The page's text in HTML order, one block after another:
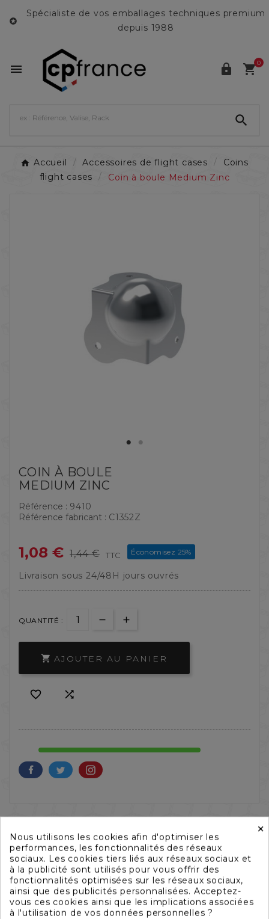

Spécialiste de vos emballages techniques premium
depuis 1988
  0

Accueil Accessoires de flight cases
Coins
flight cases
Coin à boule Medium Zinc
COIN À BOULE
MEDIUM ZINC
Référence : 9410
Référence fabricant : C1352Z
1,08 € 1,44 € TTC Économisez 25%
Livraison sous 24/48H jours ouvrés
QUANTITÉ :
 AJOUTER AU PANIER
 
Caractéristiques
MarquePENN ELCOM
Référence : 9410
×
Nous utilisons les cookies afin d'optimiser les
performances, les fonctionnalités des réseaux
sociaux. Les cookies tiers liés aux réseaux sociaux et
à la publicité sont utilisés pour vous offrir des
fonctionnalités optimisées sur les réseaux sociaux,
ainsi que des publicités personnalisées. Acceptez-
vous ces cookies ainsi que les implications associées
à l'utilisation de vos données personnelles ?